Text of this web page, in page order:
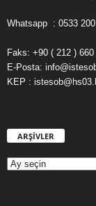
Whatsapp : 0533
Faks: +90 ( 212 ) 660
E-Posta:
KEP :
ARŞİVLER